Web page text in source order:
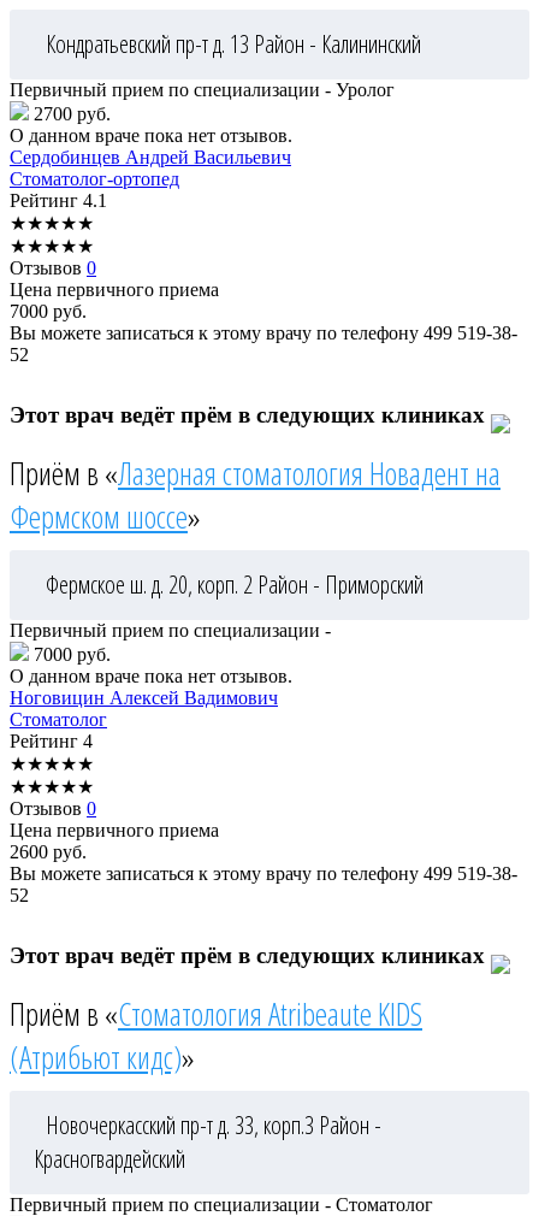
Кондратьевский пр-т д. 13 Район - Калининский
Первичный прием по специализации - Уролог
2700 руб.
О данном враче пока нет отзывов.
Сердобинцев Андрей Васильевич
Стоматолог-ортопед
Рейтинг 4.1
★★★★★
★★★★★
Отзывов 0
Цена первичного приема
7000 руб.
Вы можете записаться к этому врачу по телефону 499 519-38-
52
Этот врач ведёт прём в следующих клиниках
Приём в «Лазерная стоматология Новадент на
Фермском шоссе»
Фермское ш. д. 20, корп. 2 Район - Приморский
Первичный прием по специализации -
7000 руб.
О данном враче пока нет отзывов.
Ноговицин Алексей Вадимович
Стоматолог
Рейтинг 4
★★★★★
★★★★★
Отзывов 0
Цена первичного приема
2600 руб.
Вы можете записаться к этому врачу по телефону 499 519-38-
52
Этот врач ведёт прём в следующих клиниках
Приём в «Стоматология Atribeaute KIDS
(Атрибьют кидс)»
Новочеркасский пр-т д. 33, корп.3 Район -
Красногвардейский
Первичный прием по специализации - Стоматолог